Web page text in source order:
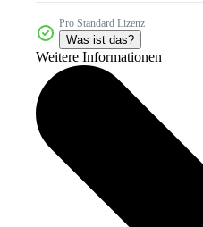
Pro Standard Lizenz
Was ist das?
Weitere Informationen